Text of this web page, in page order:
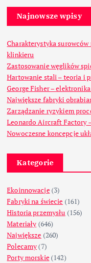
Najnowsze wpisy
Charakterystyka
klinkieru
Zastosowanie węglików
Hartowanie stali – teoria i
George Fisher –
Największe fabryki
Zarządzanie ryzykiem
Leonardo Aircraft Factory
Nowoczesne koncepcje
Kategorie
Ekoinnowacje(3)
Fabryki na świecie (161)
Historia przemysłu (156)
Materiały (646)
Największe (260)
Polecamy (7)
Porty morskie(142)